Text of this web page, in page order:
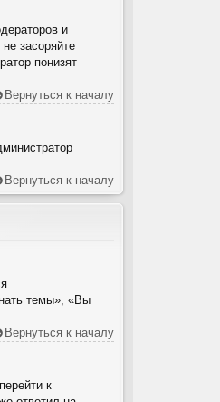
и
засоряйте
понизят
Вернуться к началу
Вернуться к началу
темы», «Вы
Вернуться к началу
к